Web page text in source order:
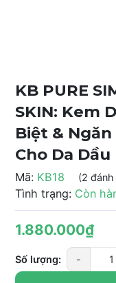
KB PURE
SKIN: Kem
Biệt & Ngăn
Cho Da Dầu
Mã: KB18 (2 đánh
Tình trạng: Còn
1.880.000₫
Số lượng: -